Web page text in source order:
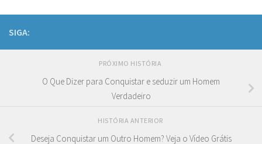
SIGA:
PRÓXIMO HISTÓRIA
O Que Dizer para Conquistar e seduzir um Homem
Verdadeiro
HISTÓRIA ANTERIOR
Deseja Conquistar um Outro Homem? Veja o Vídeo Grátis